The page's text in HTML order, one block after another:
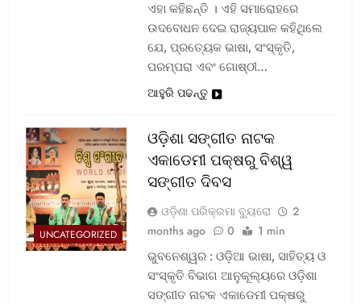
ଏହା କହିଛନ୍ତି । ଏହି ସମାରୋହରେ
ଉଦବୋଧନ ଦେଇ ରାଜ୍ୟପାଳ କହିଥିଲେ
ଯେ, ପ୍ରତ୍ୟେକ ଭାଷା, ସଂସ୍କୃତି,
ପରମ୍ପରା ଏବଂ ଗୋଷ୍ଠୀ…
ଆହୁରି ପଢନ୍ତୁ
UNCATEGORIZED
ଓଡ଼ିଶା ସଙ୍ଗୀତ ନାଟକ
ଏକାଡେମୀ ପକ୍ଷରୁ ବିଶ୍ୱ
ସଙ୍ଗୀତ ଦିବସ
ଓଡ଼ିଶା ପରିକ୍ରମା ବ୍ୟୁରୋ
2
months ago
0 1 min
ଭୁବନେଶ୍ୱର : ଓଡ଼ିଆ ଭାଷା, ସାହିତ୍ୟ ଓ
ସଂସ୍କୃତି ବିଭାଗ ଆନୁକୂଲ୍ୟରେ ଓଡ଼ିଶା
ସଙ୍ଗୀତ ନାଟକ ଏକାଡେମୀ ପକ୍ଷରୁ